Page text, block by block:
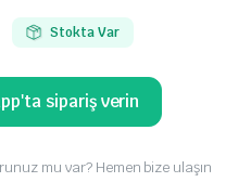
Stokta Var
sipariş verin
mu var? Hemen bize ulaşın